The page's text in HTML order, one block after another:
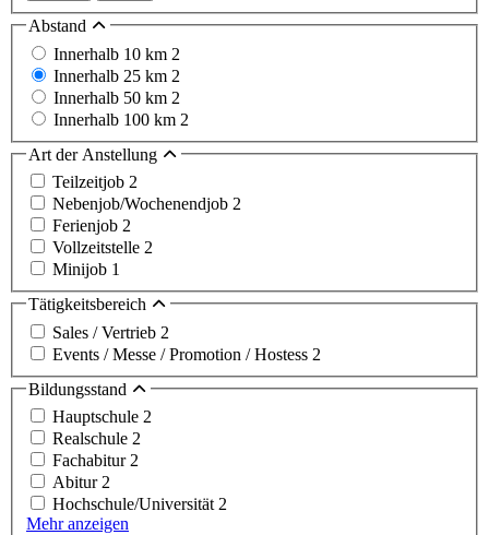
Abstand
Innerhalb 10 km 2
Innerhalb 25 km 2
Innerhalb 50 km 2
Innerhalb 100 km 2
Art der Anstellung
Teilzeitjob 2
Nebenjob/Wochenendjob 2
Ferienjob 2
Vollzeitstelle 2
Minijob 1
Tätigkeitsbereich
Sales / Vertrieb 2
Events / Messe / Promotion / Hostess 2
Bildungsstand
Hauptschule 2
Realschule 2
Fachabitur2
Abitur2
Hochschule/Universität2
Mehr anzeigen